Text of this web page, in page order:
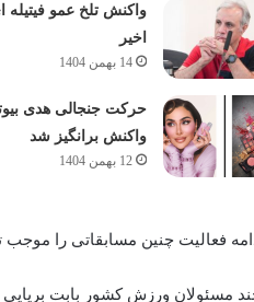
واکنش تلخ عمو فیتیله
اخیر
14 بهمن 1404
حرکت جنجالی هدی
واکنش برانگیز شد
12 بهمن 1404
ادامه فعالیت چنین مسابقاتی را
مسئولان ورزش کشور بابت